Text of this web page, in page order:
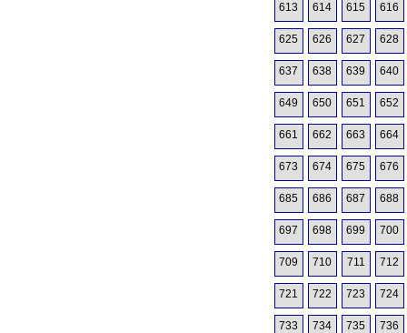
613 614 615 616
625 626 627 628
637 638 639 640
649 650 651 652
661 662 663 664
673 674 675 676
685 686 687 688
697 698 699 700
709 710 711 712
721 722 723 724
733 734 735 736